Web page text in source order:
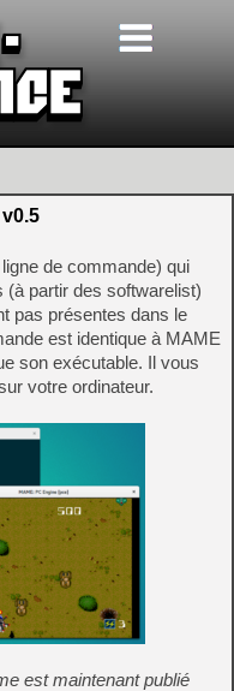
de commande) qui
(à partir des softwarelist)
pas présentes dans le
est identique à MAME
son exécutable. Il vous
votre ordinateur.
est maintenant publié